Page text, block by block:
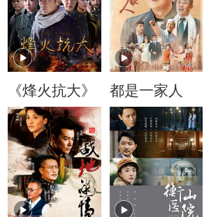
《烽火抗大》 都是一家人